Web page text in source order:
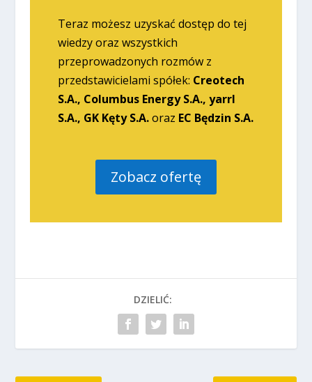
Teraz możesz uzyskać dostęp do tej
wiedzy oraz wszystkich
przeprowadzonych rozmów z
przedstawicielami spółek: Creotech
S.A., Columbus Energy S.A., yarrl
S.A., GK Kęty S.A.oraz EC Będzin S.A.
Zobacz ofertę
DZIELIĆ: